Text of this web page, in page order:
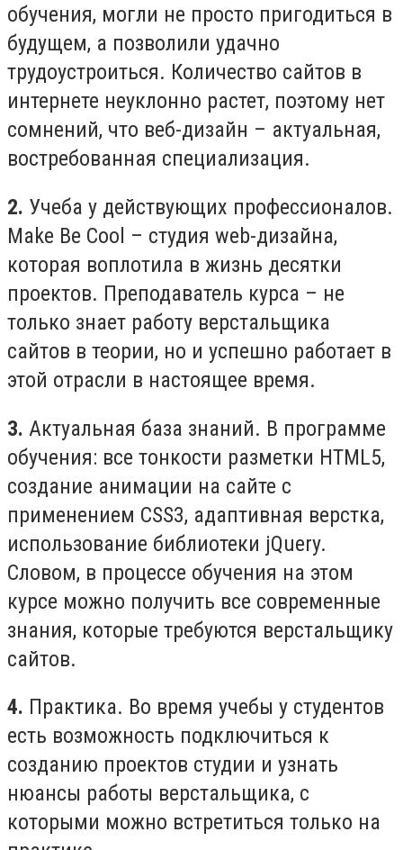
обучения, могли не просто пригодиться в
будущем, а позволили удачно
трудоустроиться. Количество сайтов в
интернете неуклонно растет, поэтому нет
сомнений, что веб-дизайн – актуальная,
востребованная специализация.
2. Учеба у действующих профессионалов.
Make Be Cool – студия web-дизайна,
которая воплотила в жизнь десятки
проектов. Преподаватель курса – не
только знает работу верстальщика
сайтов в теории, но и успешно работает в
этой отрасли в настоящее время.
3. Актуальная база знаний. В программе
обучения: все тонкости разметки HTML5,
создание анимации на сайте с
применением CSS3, адаптивная верстка,
использование библиотеки jQuery.
Словом, в процессе обучения на этом
курсе можно получить все современные
знания, которые требуются верстальщику
сайтов.
4. Практика. Во время учебы у студентов
есть возможность подключиться к
созданию проектов студии и узнать
нюансы работы верстальщика, с
которыми можно встретиться только на